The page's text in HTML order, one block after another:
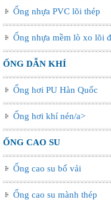
Ống nhựa PVC lõi thép
Ống nhựa mềm lò xo lõi
ỐNG DẪN KHÍ
Ống hơi PU Hàn Quốc
Ống hơi khí nén/a>
ỐNG CAO SU
Ống cao su bố vải
Ống cao su mành thép